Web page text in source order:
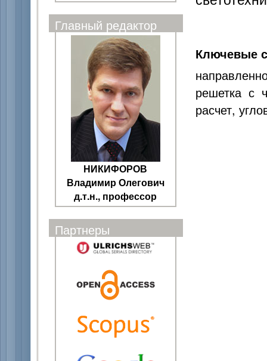
Главный редактор
НИКИФОРОВ
Владимир Олегович
д.т.н., профессор
Партнеры
Ключевые
решетка с
расчет,